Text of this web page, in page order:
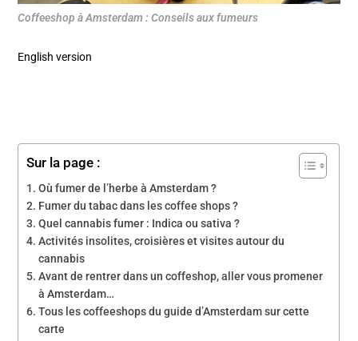
Coffeeshop à Amsterdam : Conseils aux fumeurs
English version
Sur la page :
Où fumer de l’herbe à Amsterdam ?
Fumer du tabac dans les coffee shops ?
Quel cannabis fumer : Indica ou sativa ?
Activités insolites, croisières et visites autour du
cannabis
Avant de rentrer dans un coffeshop, aller vous promener
à Amsterdam…
Tous les coffeeshops du guide d’Amsterdam sur cette
carte